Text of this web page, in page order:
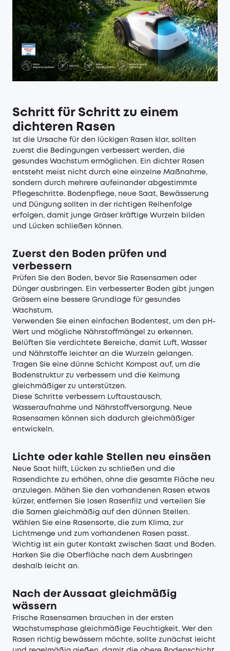
Schritt für Schritt zu einem
dichteren Rasen
Ist die Ursache für den lückigen Rasen klar, sollten
zuerst die Bedingungen verbessert werden, die
gesundes Wachstum ermöglichen. Ein dichter Rasen
entsteht meist nicht durch eine einzelne Maßnahme,
sondern durch mehrere aufeinander abgestimmte
Pflegeschritte. Bodenpflege, neue Saat, Bewässerung
und Düngung sollten in der richtigen Reihenfolge
erfolgen, damit junge Gräser kräftige Wurzeln bilden
und Lücken schließen können.
Zuerst den Boden prüfen und
verbessern
Prüfen Sie den Boden, bevor Sie Rasensamen oder
Dünger ausbringen. Ein verbesserter Boden gibt jungen
Gräsern eine bessere Grundlage für gesundes
Wachstum.
Verwenden Sie einen einfachen Bodentest, um den pH-
Wert und mögliche Nährstoffmängel zu erkennen.
Belüften Sie verdichtete Bereiche, damit Luft, Wasser
und Nährstoffe leichter an die Wurzeln gelangen.
Tragen Sie eine dünne Schicht Kompost auf, um die
Bodenstruktur zu verbessern und die Keimung
gleichmäßiger zu unterstützen.
Diese Schritte verbessern Luftaustausch,
Wasseraufnahme und Nährstoffversorgung. Neue
Rasensamen können sich dadurch gleichmäßiger
entwickeln.
Lichte oder kahle Stellen neu einsäen
Neue Saat hilft, Lücken zu schließen und die
Rasendichte zu erhöhen, ohne die gesamte Fläche neu
anzulegen. Mähen Sie den vorhandenen Rasen etwas
kürzer, entfernen Sie losen Rasenfilz und verteilen Sie
die Samen gleichmäßig auf den dünnen Stellen.
Wählen Sie eine Rasensorte, die zum Klima, zur
Lichtmenge und zum vorhandenen Rasen passt.
Wichtig ist ein guter Kontakt zwischen Saat und Boden.
Harken Sie die Oberfläche nach dem Ausbringen
deshalb leicht an.
Nach der Aussaat gleichmäßig
wässern
Frische Rasensamen brauchen in der ersten
Wachstumsphase gleichmäßige Feuchtigkeit. Wer den
Rasen richtig bewässern möchte, sollte zunächst leicht